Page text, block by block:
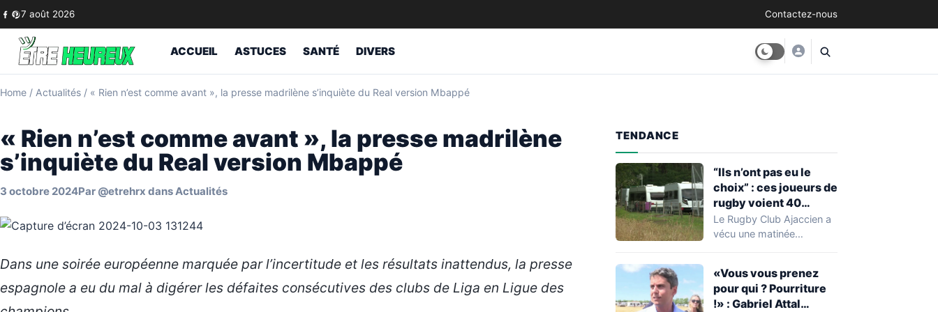
Skip to content
7 août 2026 Contactez-nous
ACCUEIL ASTUCES SANTÉ DIVERS
Home / Actualités / « Rien n’est comme avant », la presse madrilène s’inquiète du Real version Mbappé
« Rien n’est comme avant », la presse madrilène
s’inquiète du Real version Mbappé
3 octobre 2024Par @etrehrx dansActualités
Dans une soirée européenne marquée par l’incertitude et les résultats inattendus, la presse
espagnole a eu du mal à digérer les défaites consécutives des clubs de Liga en Ligue des
TENDANCE
“Ils n’ont pas eu le
choix” : ces joueurs de
rugby voient 40
caravanes de gens du
voyage s’installer
heure
Le Rugby Club Ajaccien a
vécu une matinée
découverte d'une…
«Vous vous prenez
pour qui ? Pourriture
!» : Gabriel Attal